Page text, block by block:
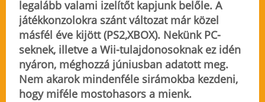
legalább valami izelítőt kapjunk belőle. A
játékkonzolokra szánt változat már közel
másfél éve kijött (PS2,XBOX). Nekünk PC-
seknek, illetve a Wii-tulajdonosoknak ez idén
nyáron, méghozzá júniusban adatott meg.
Nem akarok mindenféle sirámokba kezdeni,
hogy miféle mostohasors a mienk.